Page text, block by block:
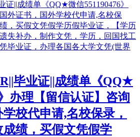
毕业证||成绩单《QQ★
办理【留信认证】咨询
校代申请,名校保录，
绩，买假文凭假学